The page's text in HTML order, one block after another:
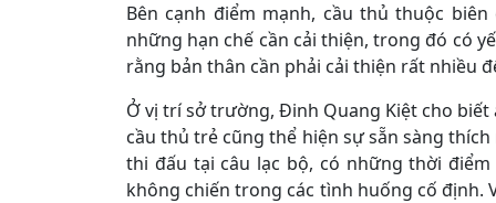
Bên cạnh điểm mạnh, cầu thủ thuộc
những hạn chế cần cải thiện, trong đó có
rằng bản thân cần phải cải thiện rất nhiều
Ở vị trí sở trường, Đinh Quang Kiệt cho
cầu thủ trẻ cũng thể hiện sự sẵn sàng
thi đấu tại câu lạc bộ, có những thời
không chiến trong các tình huống cố định.